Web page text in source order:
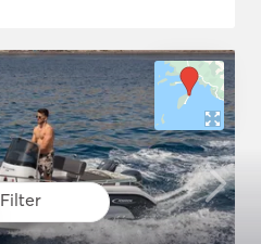
Filter